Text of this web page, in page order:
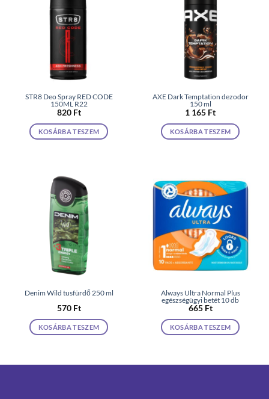
STR8 Deo Spray RED CODE
150ML R22
820 Ft
KOSÁRBA TESZEM
AXE Dark Temptation dezodor
150 ml
1 165 Ft
KOSÁRBA TESZEM
Denim Wild tusfürdő 250 ml
570 Ft
KOSÁRBA TESZEM
Always Ultra Normal Plus
egészségügyi betét 10 db
665 Ft
KOSÁRBA TESZEM